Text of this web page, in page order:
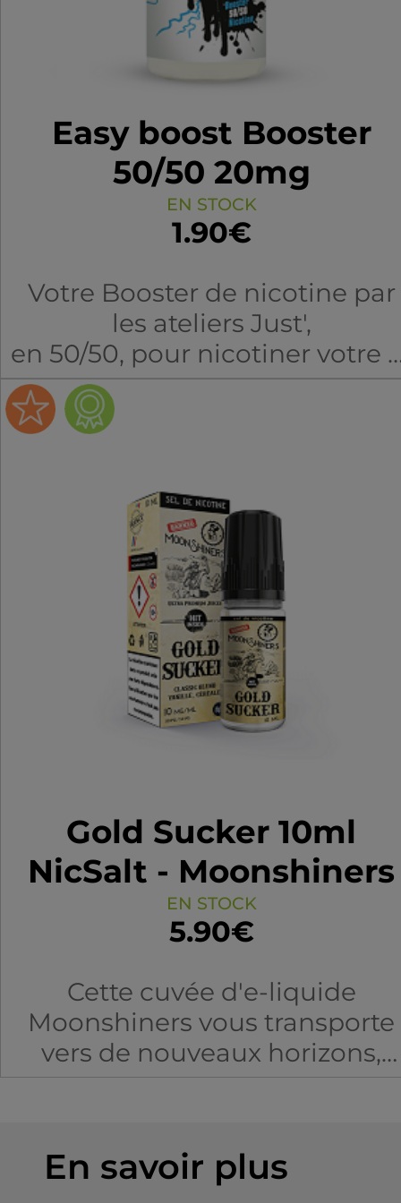
Easy boost Booster
50/50 20mg
EN STOCK
1.90€
Votre Booster de nicotine par
les ateliers Just',
en 50/50, pour nicotiner votre
liquide ou vos bases DIY.
Gold Sucker 10ml
NicSalt - Moonshiners
EN STOCK
5.90€
Cette cuvée d'e-liquide
Moonshiners vous transporte
vers de nouveaux horizons,
mêlant des saveurs classiques
La légende raconte que lors
En savoir plus